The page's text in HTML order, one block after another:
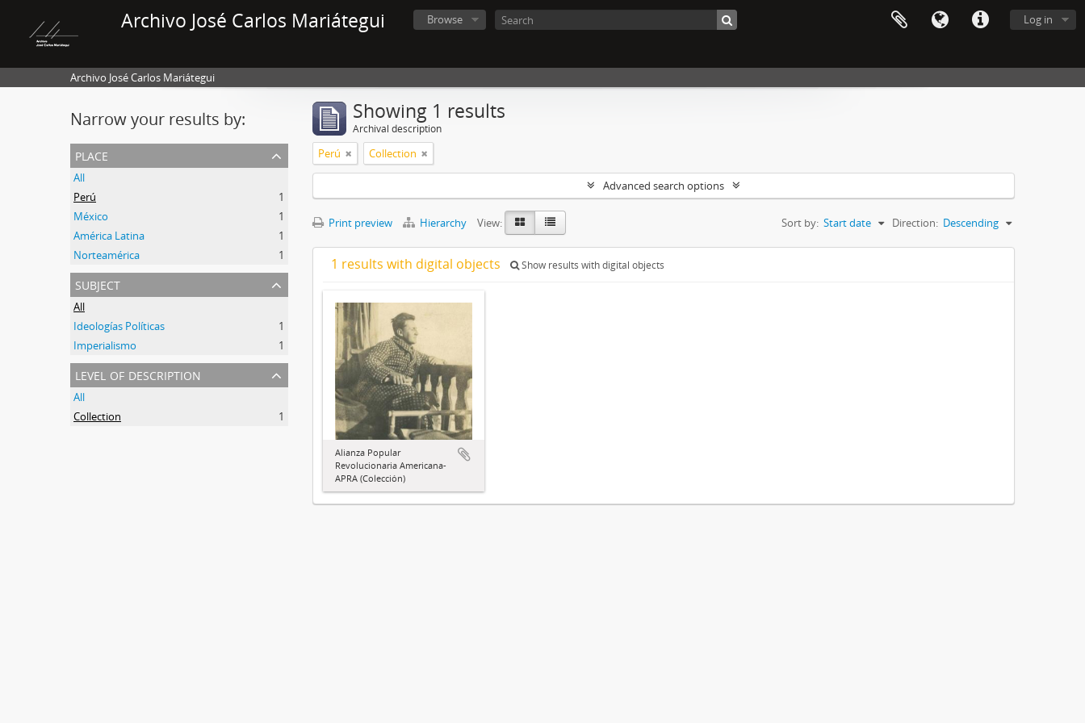
Archivo José Carlos Mariátegui Log in
Browse
Archivo José Carlos Mariátegui
Narrow your results by:
place
All
Perú
1
México
1
América Latina
1
Norteamérica
1
subject
All
Ideologías Políticas
1
Imperialismo
1
level of description
All
Collection
1
Showing 1 results
Archival description
Perú Collection
Advanced search options
Print preview Hierarchy View: Sort by: Start date Direction: Descending
1 results with digital objects Show results with digital objects
Alianza Popular
Revolucionaria Americana-
APRA (Colección)